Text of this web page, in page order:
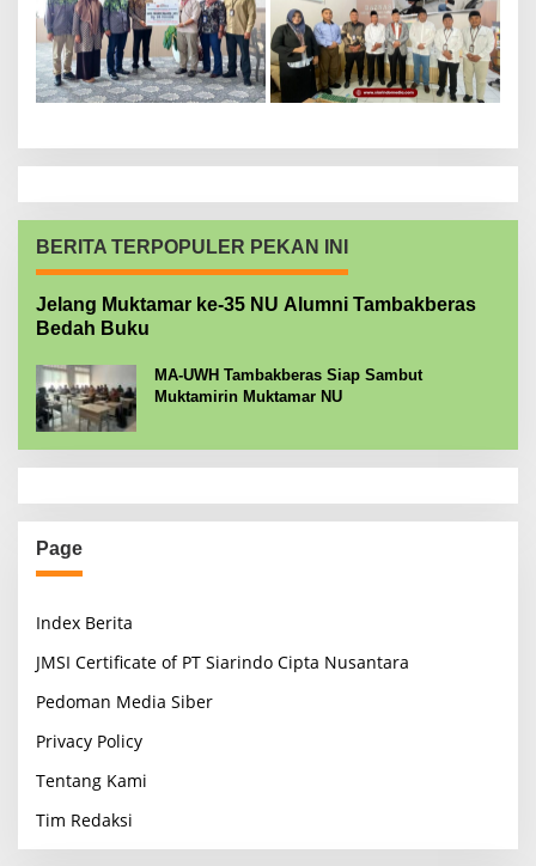
BERITA TERPOPULER PEKAN INI
Jelang Muktamar ke-35 NU Alumni Tambakberas
Bedah Buku
MA-UWH Tambakberas Siap Sambut
Muktamirin Muktamar NU
Page
Index Berita
JMSI Certificate of PT Siarindo Cipta Nusantara
Pedoman Media Siber
Privacy Policy
Tentang Kami
Tim Redaksi